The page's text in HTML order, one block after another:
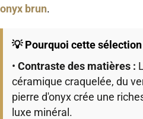
onyx brun.
💡 Pourquoi cette
• Contraste des matières :
céramique craquelée, du
pierre d'onyx crée une
luxe minéral.